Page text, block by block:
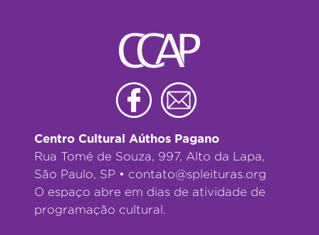
Centro Cultural Aúthos Pagano
Rua Tomé de Souza, 997, Alto da Lapa,
São Paulo, SP • contato@spleituras.org
O espaço abre em dias de atividade de
programação cultural.